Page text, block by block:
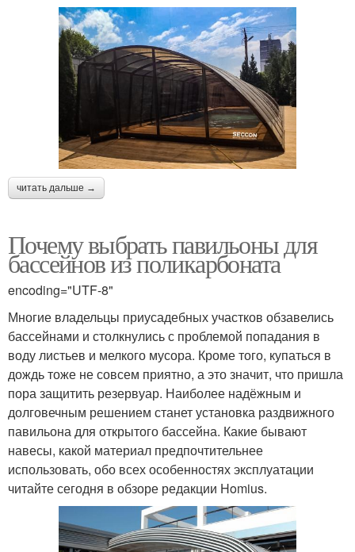
читать дальше →
Почему выбрать павильоны для
бассейнов из поликарбоната
encoding="UTF-8"
Многие владельцы приусадебных участков обзавелись
бассейнами и столкнулись с проблемой попадания в
воду листьев и мелкого мусора. Кроме того, купаться в
дождь тоже не совсем приятно, а это значит, что пришла
пора защитить резервуар. Наиболее надёжным и
долговечным решением станет установка раздвижного
павильона для открытого бассейна. Какие бывают
навесы, какой материал предпочтительнее
использовать, обо всех особенностях эксплуатации
читайте сегодня в обзоре редакции Homius.